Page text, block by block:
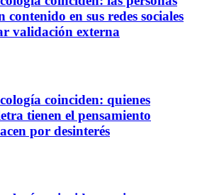
en sus redes sociales
validación externa
coinciden: quienes
tienen el pensamiento
por desinterés